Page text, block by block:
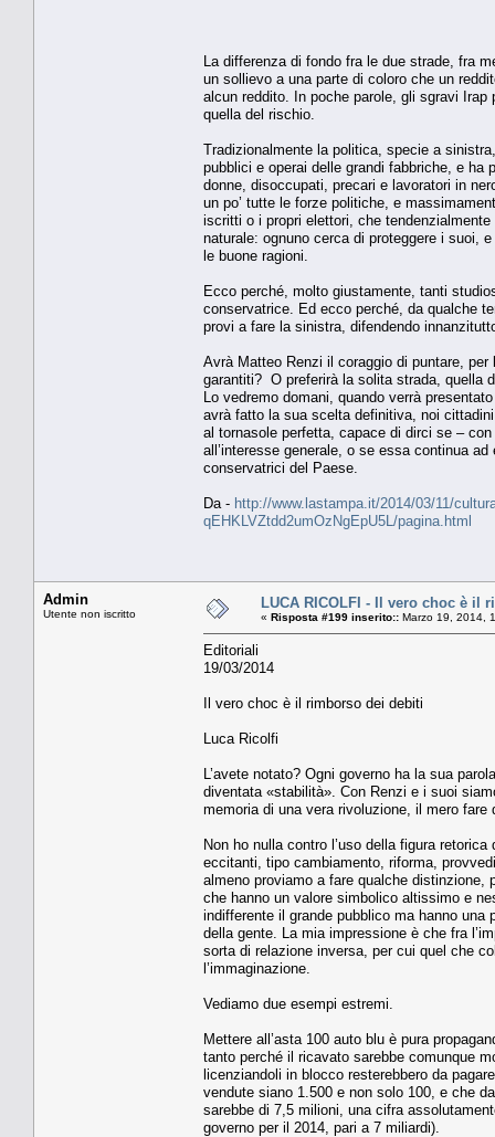
La differenza di fondo fra le due strade, fra
un sollievo a una parte di coloro che un
alcun reddito. In poche parole, gli sgravi
quella del rischio.
Tradizionalmente la politica, specie a
pubblici e operai delle grandi fabbriche, e ha
donne, disoccupati, precari e lavoratori in
un po’ tutte le forze politiche, e
iscritti o i propri elettori, che
naturale: ognuno cerca di proteggere i suoi,
le buone ragioni.
Ecco perché, molto giustamente, tanti
conservatrice. Ed ecco perché, da qualche
provi a fare la sinistra, difendendo
Avrà Matteo Renzi il coraggio di puntare,
garantiti? O preferirà la solita strada, quella
Lo vedremo domani, quando verrà
avrà fatto la sua scelta definitiva, noi
al tornasole perfetta, capace di dirci se –
all’interesse generale, o se essa continua
conservatrici del Paese.
Da - http://www.lastampa.it/2014/03/11/
qEHKLVZtdd2umOzNgEpU5L/pagina.html
Admin
Utente non iscritto
LUCA RICOLFI - Il vero choc è il
« Risposta #199 inserito:: Marzo 19, 2014,
Editoriali
19/03/2014
Il vero choc è il rimborso dei debiti
Luca Ricolfi
L’avete notato? Ogni governo ha la sua
diventata «stabilità». Con Renzi e i suoi
memoria di una vera rivoluzione, il mero fare
Non ho nulla contro l’uso della figura
eccitanti, tipo cambiamento, riforma,
almeno proviamo a fare qualche
che hanno un valore simbolico altissimo e
indifferente il grande pubblico ma hanno
della gente. La mia impressione è che fra
sorta di relazione inversa, per cui quel che
l’immaginazione.
Vediamo due esempi estremi.
Mettere all’asta 100 auto blu è pura
tanto perché il ricavato sarebbe comunque
licenziandoli in blocco resterebbero da
vendute siano 1.500 e non solo 100, e che
sarebbe di 7,5 milioni, una cifra
governo per il 2014, pari a 7 miliardi).